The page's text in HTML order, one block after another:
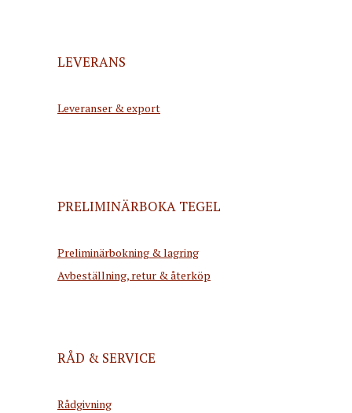
LEVERANS
Leveranser & export
PRELIMINÄRBOKA TEGEL
Preliminärbokning & lagring
Avbeställning, retur & återköp
RÅD & SERVICE
Rådgivning